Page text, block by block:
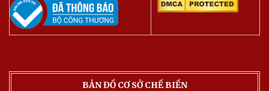
BẢN ĐỒ CƠ SỞ CHẾ BIẾN